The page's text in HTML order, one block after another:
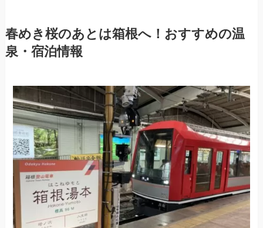
春めき桜のあとは箱根へ！おすすめの温
泉・宿泊情報